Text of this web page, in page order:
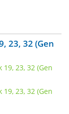
23, 32 (Gen